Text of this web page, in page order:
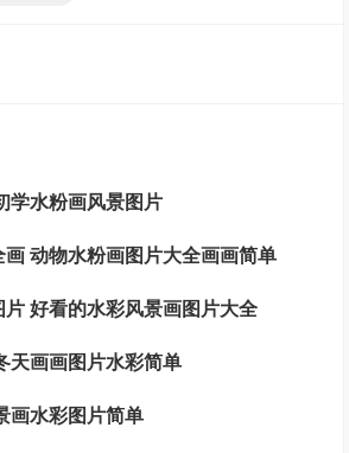
学水粉画风景图片
动物水粉画图片大全画画简单
好看的水彩风景画图片大全
天画画图片水彩简单
画水彩图片简单